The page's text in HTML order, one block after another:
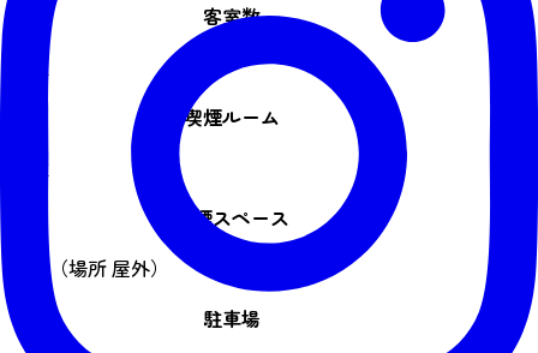
客室数
80室
喫煙ルーム
68室
喫煙スペース
あり（場所 屋外）
駐車場